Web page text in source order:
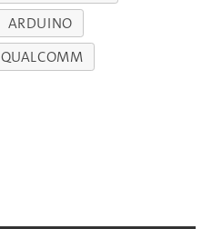
ARDUINO
QUALCOMM